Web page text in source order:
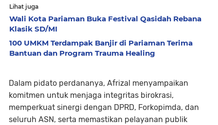
Lihat juga
Wali Kota Pariaman Buka Festival Qasidah Rebana
Klasik SD/MI
100 UMKM Terdampak Banjir di Pariaman Terima
Bantuan dan Program Trauma Healing
Dalam pidato perdananya, Afrizal menyampaikan
komitmen untuk menjaga integritas birokrasi,
memperkuat sinergi dengan DPRD, Forkopimda, dan
seluruh ASN, serta memastikan pelayanan publik